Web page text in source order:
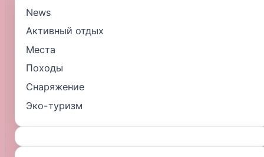
News
Активный отдых
Места
Походы
Снаряжение
Эко-туризм